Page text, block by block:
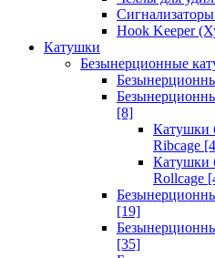
Hook Keeper
Катушки
Безынерционные
[8]
Катушки
Ribcage
Катушки
Rollcage
[19]
[35]